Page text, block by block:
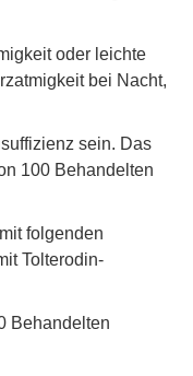
oder leichte
bei Nacht,
sein. Das
100 Behandelten
folgenden
Tolterodin-
Behandelten